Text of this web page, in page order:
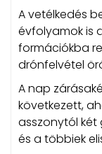
A vetélkedés
évfolyamok is
formációkba
drónfelvétel
A nap
következett,
asszonytól
és a többiek